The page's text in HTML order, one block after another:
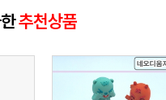
추천상품